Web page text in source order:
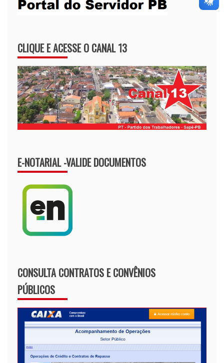
CLIQUE E ACESSE O CANAL 13
E-NOTARIAL -VALIDE DOCUMENTOS
CONSULTA CONTRATOS E CONVÊNIOS
PÚBLICOS